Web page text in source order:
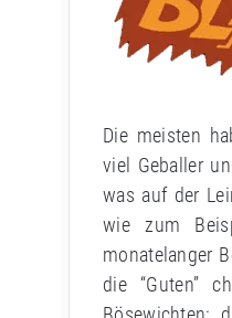
Die meisten
viel Geballer
was auf der
wie zum
monatelanger
die “Guten”